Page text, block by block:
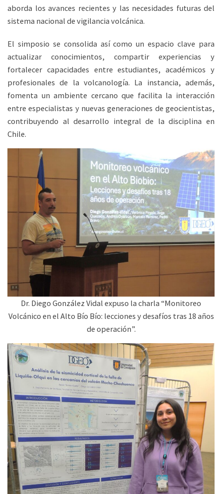
aborda los avances recientes y las necesidades futuras del
sistema nacional de vigilancia volcánica.
El simposio se consolida así como un espacio clave para
actualizar conocimientos, compartir experiencias y
fortalecer capacidades entre estudiantes, académicos y
profesionales de la volcanología. La instancia, además,
fomenta un ambiente cercano que facilita la interacción
entre especialistas y nuevas generaciones de geocientistas,
contribuyendo al desarrollo integral de la disciplina en
Chile.
Dr. Diego González Vidal expuso la charla “Monitoreo
Volcánico en el Alto Bío Bío: lecciones y desafíos tras 18 años
de operación”.